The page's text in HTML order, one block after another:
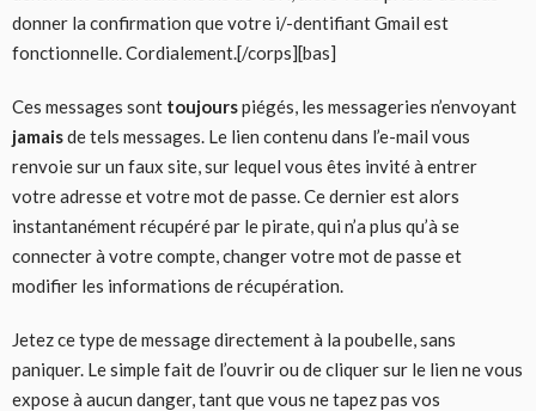
donner la confirmation que votre i/-dentifiant Gmail est
fonctionnelle. Cordialement.[/corps][bas]
Ces messages sont toujourspiégés, les messageries n’envoyant
jamaisde tels messages. Le lien contenu dans l’e-mail vous
renvoie sur un faux site, sur lequel vous êtes invité à entrer
votre adresse et votre mot de passe. Ce dernier est alors
instantanément récupéré par le pirate, qui n’a plus qu’à se
connecter à votre compte, changer votre mot de passe et
modifier les informations de récupération.
Jetez ce type de message directement à la poubelle, sans
paniquer. Le simple fait de l’ouvrir ou de cliquer sur le lien ne vous
expose à aucun danger, tant que vous ne tapez pas vos